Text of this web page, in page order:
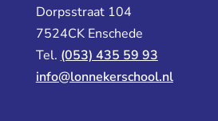
Dorpsstraat 104
7524CK Enschede
Tel. (053) 435 59 93
info@lonnekerschool.nl